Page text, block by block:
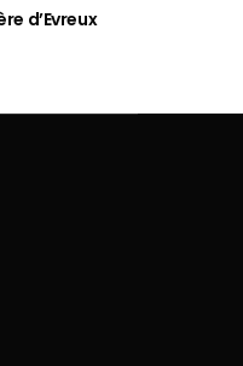
d’Evreux